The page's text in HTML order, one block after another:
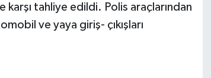
tahliye edildi. Polis araçlarından
ve yaya giriş- çıkışları